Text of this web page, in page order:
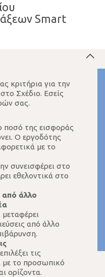
Smart
κριτήρια για την
Σχέδιο. Εσείς
σας.
ποσό της εισφοράς
Ο εργοδότης
με το
συνεισφέρει στο
εθελοντικά στο
από άλλο
από άλλο
τις
με το προσωπικό
ορίζοντα.